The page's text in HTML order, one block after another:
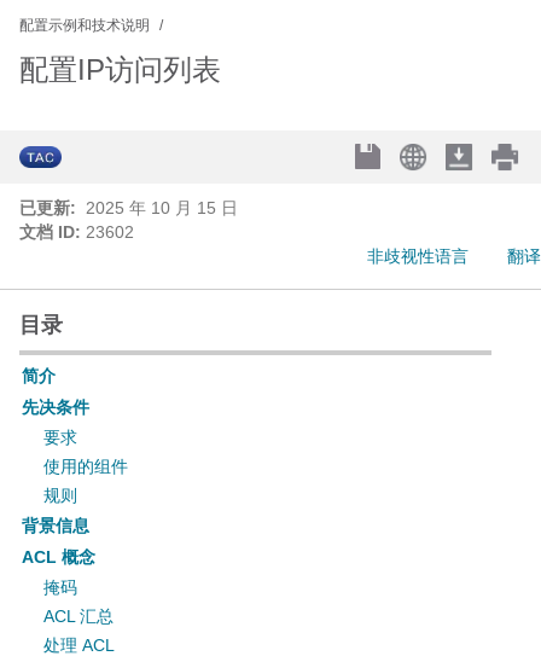
配置示例和技术说明
配置IP访问列表
已更新:
2025 年 10 月 15 日
文档 ID: 23602
非歧视性语言
翻译
目录
简介
先决条件
要求
使用的组件
规则
背景信息
ACL 概念
掩码
ACL 汇总
处理 ACL